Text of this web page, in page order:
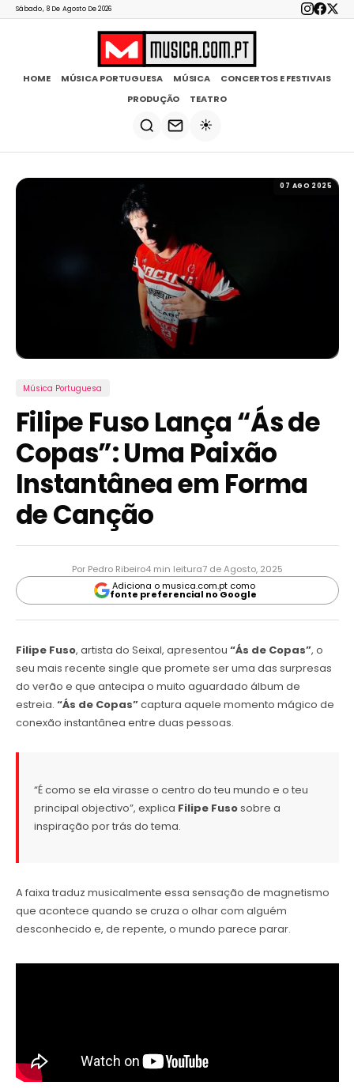
Sábado, 8 De Agosto De 2026
HOME MÚSICA PORTUGUESA MÚSICA
CONCERTOS E FESTIVAIS
PRODUÇÃO
TEATRO
☀️
07 AGO 2025
Música Portuguesa
Filipe Fuso Lança “Ás de
Copas”: Uma Paixão
Instantânea em Forma
de Canção
Por Pedro Ribeiro4 min leitura7 de Agosto, 2025
Adiciona o musica.com.pt como
fonte preferencial no Google
Filipe Fuso, artista do Seixal, apresentou “Ás de Copas”, o
seu mais recente single que promete ser uma das surpresas
do verão e que antecipa o muito aguardado álbum de
estreia. “Ás de Copas”captura aquele momento mágico de
conexão instantânea entre duas pessoas.
“É como se ela virasse o centro do teu mundo e o teu
principal objectivo”, explica Filipe Fusosobre a
inspiração por trás do tema.
A faixa traduz musicalmente essa sensação de magnetismo
que acontece quando se cruza o olhar com alguém
desconhecido e, de repente, o mundo parece parar.